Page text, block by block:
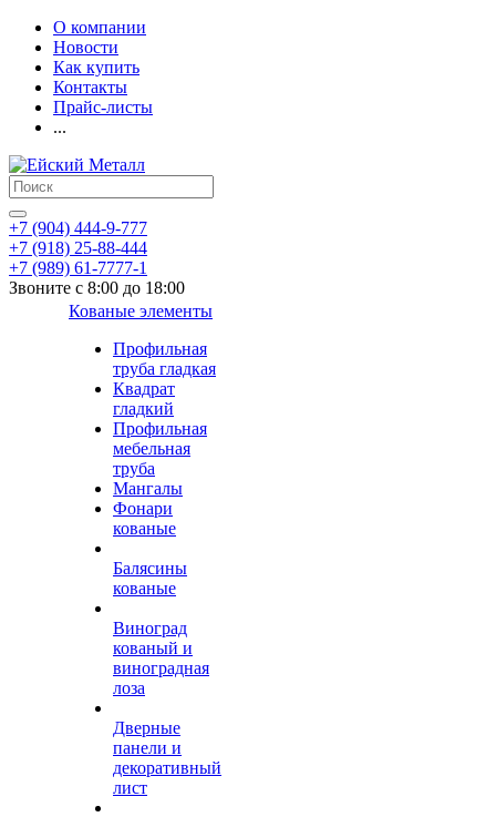
О компании
Новости
Как купить
Контакты
Прайс-листы
...
+7 (904) 444-9-777
+7 (918) 25-88-444
+7 (989) 61-7777-1
Звоните с 8:00 до 18:00
Кованые элементы
Профильная
труба гладкая
Квадрат
гладкий
Профильная
мебельная
труба
Мангалы
Фонари
кованые
Балясины
кованые
Виноград
кованый и
виноградная
лоза
Дверные
панели и
декоративный
лист